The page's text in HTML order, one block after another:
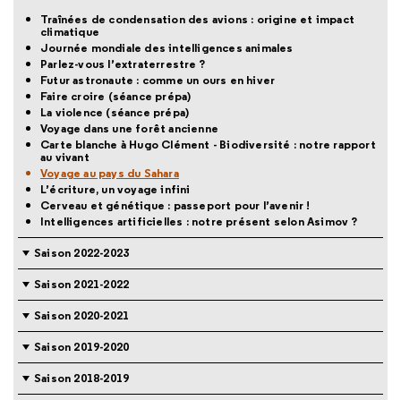
Traînées de condensation des avions : origine et impact
climatique
Journée mondiale des intelligences animales
Parlez-vous l’extraterrestre ?
Futur astronaute : comme un ours en hiver
Faire croire (séance prépa)
La violence (séance prépa)
Voyage dans une forêt ancienne
Carte blanche à Hugo Clément - Biodiversité : notre rapport
au vivant
Voyage au pays du Sahara
L’écriture, un voyage infini
Cerveau et génétique : passeport pour l’avenir !
Intelligences artificielles : notre présent selon Asimov ?
Saison 2022-2023
Saison 2021-2022
Saison 2020-2021
Saison 2019-2020
Saison 2018-2019